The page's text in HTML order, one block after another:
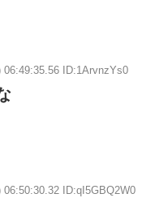
06:49:35.56 ID:1ArvnzYs0
06:50:30.32 ID:qI5GBQ2W0